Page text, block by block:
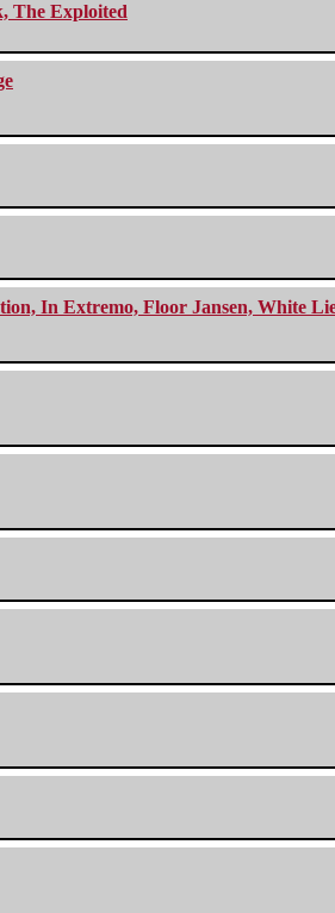
The Exploited
In Extremo, Floor Jansen, White